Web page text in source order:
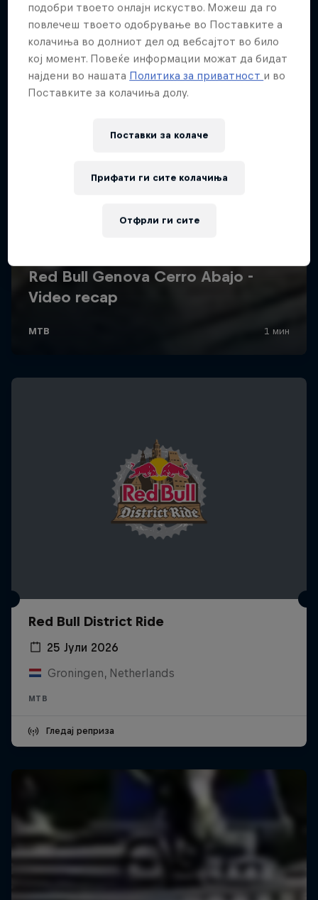
Red Bull District Ride
25 Јули 2026
Groningen, Netherlands
MTB
Гледај реприза
подобри твоето онлајн искуство. Можеш да го
повлечеш твоето одобрување во Поставките а
колачиња во долниот дел од вебсајтот во било
кој момент. Повеќе информации можат да бидат
најдени во нашата Политика за приватност и во
Поставките за колачиња долу.
Поставки за колачe
Отфрли ги сите
Прифати ги сите колачиња